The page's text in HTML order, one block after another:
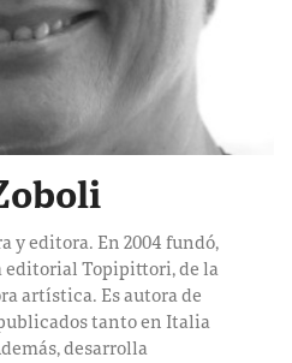
y editora. En 2004 fundó,
editorial Topipittori, de la
artística. Es autora de
tanto en Italia
desarrolla